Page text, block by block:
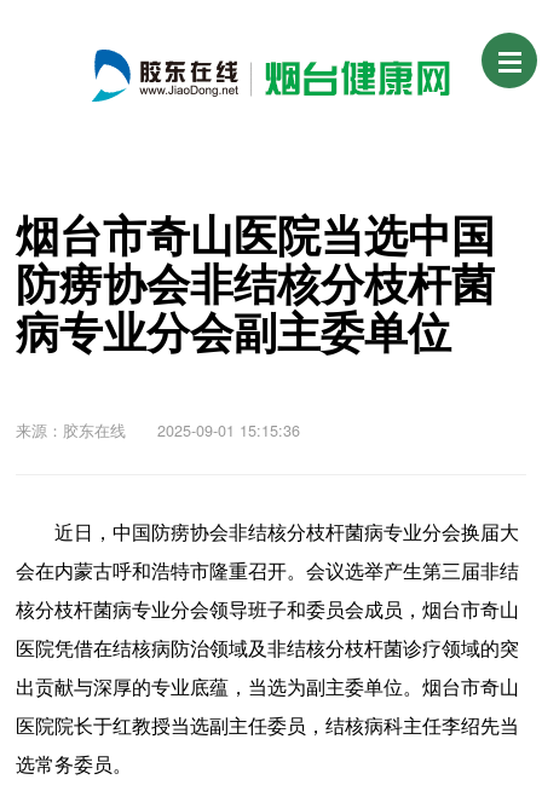
烟台市奇山医院当选中国
防痨协会非结核分枝杆菌
病专业分会副主委单位
来源：胶东在线 2025-09-01 15:15:36
近日，中国防痨协会非结核分枝杆菌病专业分会换届大
会在内蒙古呼和浩特市隆重召开。会议选举产生第三届非结
核分枝杆菌病专业分会领导班子和委员会成员，烟台市奇山
医院凭借在结核病防治领域及非结核分枝杆菌诊疗领域的突
出贡献与深厚的专业底蕴，当选为副主委单位。烟台市奇山
医院院长于红教授当选副主任委员，结核病科主任李绍先当
选常务委员。